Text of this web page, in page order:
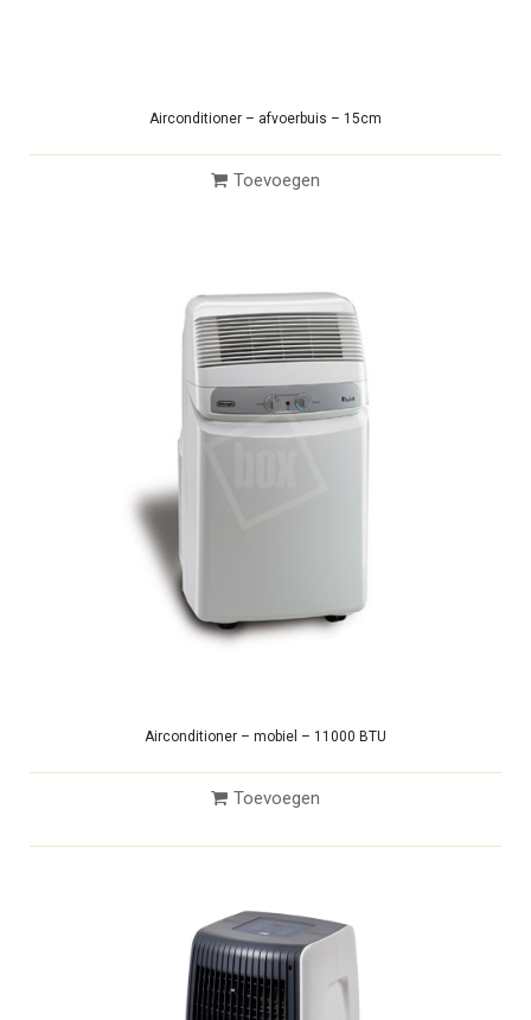
Airconditioner – afvoerbuis – 15cm
Toevoegen
Airconditioner – mobiel – 11000 BTU
Toevoegen